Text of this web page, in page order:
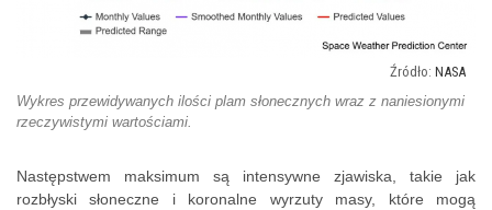
NASA
Wykres przewidywanych ilości plam słonecznych wraz z naniesionymi
rzeczywistymi wartościami.
Następstwem maksimum są intensywne zjawiska, takie jak
rozbłyski słoneczne i koronalne wyrzuty masy, które mogą